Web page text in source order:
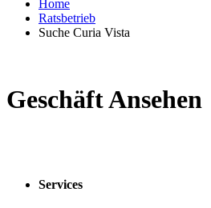
Home
Ratsbetrieb
Suche Curia Vista
Geschäft Ansehen
Services